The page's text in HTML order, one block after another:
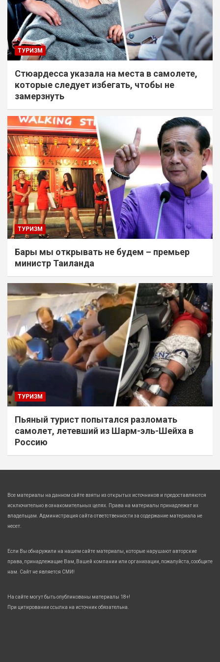
ТУРИЗМ
Стюардесса указала на места в самолете,
которые следует избегать, чтобы не
замерзнуть
ТУРИЗМ
Бары мы открывать не будем – премьер
министр Таиланда
ТУРИЗМ
Пьяный турист попытался разломать
самолет, летевший из Шарм-эль-Шейха в
Россию
Все материалы на данном сайте взяты из открытых источников и предоставляются
исключительно в ознакомительных целях. Права на материалы принадлежат их
владельцам. Администрация сайта ответственности за содержание материала не
несет.
Если Вы обнаружили на нашем сайте материалы, которые нарушают авторские
права, принадлежащие Вам, Вашей компании или организации, пожалуйста, сообщите
нам. Сайт не является СМИ!
На сайте могут быть опубликованы материалы 18+!
При цитировании ссылка на источник обязательна.